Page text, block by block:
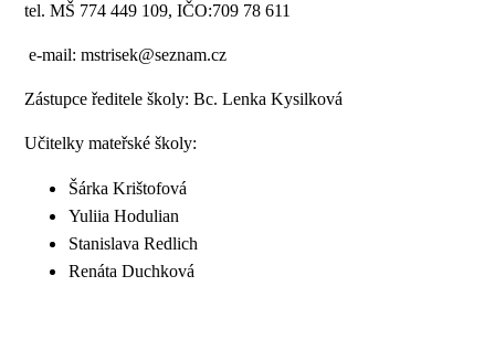
tel. MŠ 774 449 109, IČO:709 78 611
e-mail: mstrisek@seznam.cz
Zástupce ředitele školy:Bc. Lenka Kysilková
Učitelky mateřské školy:
Šárka Krištofová
Yuliia Hodulian
Stanislava Redlich
Renáta Duchková